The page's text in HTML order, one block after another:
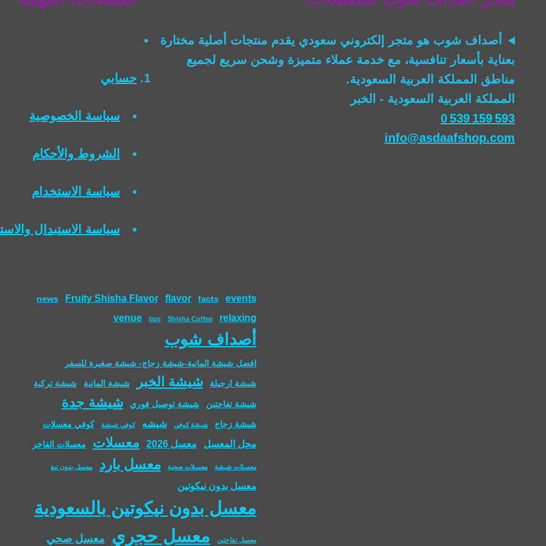
THROUGH
أصداف شوب هو متجر إلكتروني سعودي يقدم منتجات أصلية مختارة
بعناية بأسعار تنافسية، مع خدمة عملاء متميزة وشحن سريع لجميع
مناطق المملكة العربية السعودية.
المملكة العربية السعودية - الخبر
0 539 159 593
info@asdaafshop.com
حسابي
سياسة الخصوصية
الشروط والأحكام
سياسة الاستخدام
سياسة الاستبدال
events
facts
flavor
Fruity Shisha Flavor
news
relaxing
Shisha Coffee
tips
venue
أصداف شوب
افضل شيشة المانية-شيشة زجاج- شيشة صغيرة للسفر
شيشة ارجيلة شيشة الخبر شيشة المانية شيشة تركية
شيشة تفاحتين شيشة توصيل فوري شيشة جدة
شيشة زجاج شيشة كوفي شيشه كوفي شيشة كوفي معسلات
محل المعسل معسل 2026 معسلات معسلات الفاخر
معسلات شيشة معسلات صحية معسل بارد معسل بدون تبغ
معسل بدون نيكوتين
معسل بدون نيكوتين بالسعودية
معسل تفاحتين معسل حجري معسل صحي